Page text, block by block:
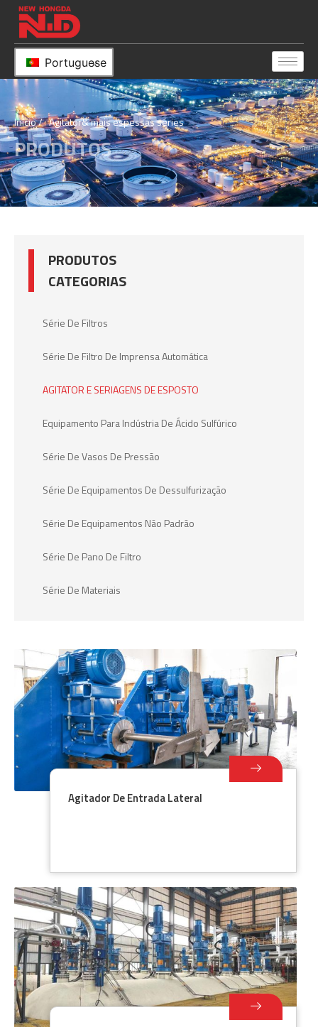
Portuguese
Início/ Agitator& mais espessas séries
PRODUTOS
PRODUTOS
CATEGORIAS
Série De Filtros
Série De Filtro De Imprensa Automática
AGITATOR E SERIAGENS DE ESPOSTO
Equipamento Para Indústria De Ácido Sulfúrico
Série De Vasos De Pressão
Série De Equipamentos De Dessulfurização
Série De Equipamentos Não Padrão
Série De Pano De Filtro
Série De Materiais
Agitador De Entrada Lateral